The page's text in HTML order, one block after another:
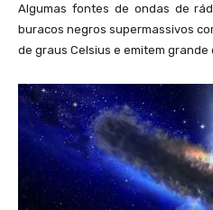
Algumas fontes de ondas de
buracos negros supermassivos
de graus Celsius e emitem grande